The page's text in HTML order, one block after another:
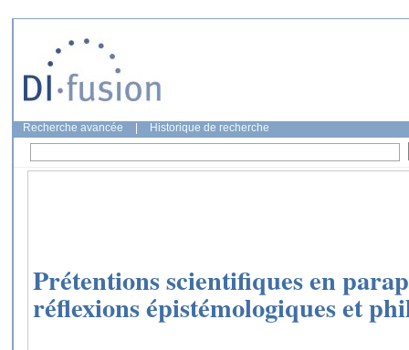
Recherche avancée Historique de recherche
Prétentions scientifiques en
réflexions épistémologiques et